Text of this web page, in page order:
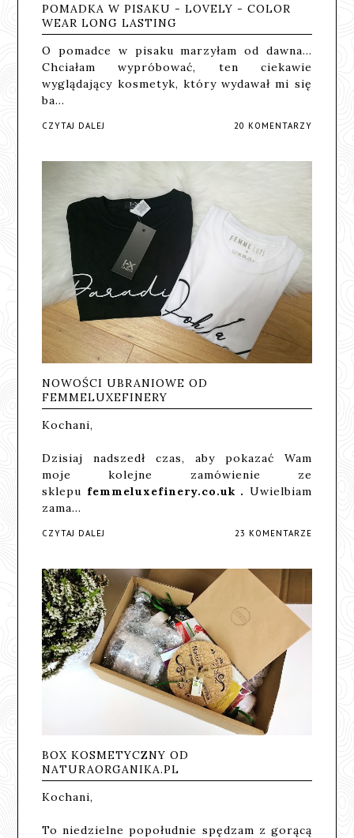
POMADKA W PISAKU - LOVELY - COLOR
WEAR LONG LASTING
O pomadce w pisaku marzyłam od dawna...
Chciałam wypróbować, ten ciekawie
wyglądający kosmetyk, który wydawał mi się
ba…
CZYTAJ DALEJ 20 KOMENTARZY
NOWOŚCI UBRANIOWE OD
FEMMELUXEFINERY
Kochani,
Dzisiaj nadszedł czas, aby pokazać Wam
moje kolejne zamówienie ze
sklepu femmeluxefinery.co.uk . Uwielbiam
zama…
CZYTAJ DALEJ 23 KOMENTARZE
BOX KOSMETYCZNY OD
NATURAORGANIKA.PL
Kochani,
To niedzielne popołudnie spędzam z gorącą